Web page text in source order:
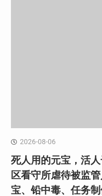
2026-08-06
死人用的元宝，活
区看守所虐待被监
宝、铅中毒、任务